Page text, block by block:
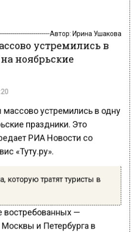
Автор:Ирина Ушакова
устремились в
ноябрьские
устремились в одну
праздники. Это
РИА Новости со
«Туту.ру».
которую тратят туристы в
востребованных —
Москвы и Петербурга в